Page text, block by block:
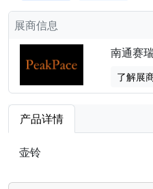
展商信息
南通赛
了解展
产品详情
壶铃